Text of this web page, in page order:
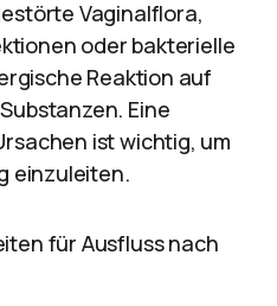
Vaginalflora,
oder bakterielle
Reaktion auf
Eine
ist wichtig, um
einzuleiten.
für Ausfluss nach